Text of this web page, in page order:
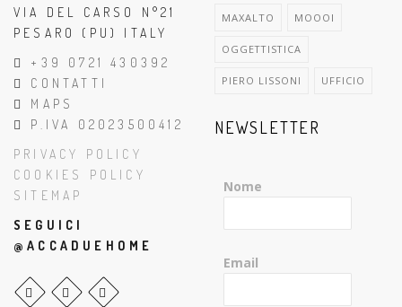
VIA DEL CARSO N°21
PESARO (PU) ITALY
+39 0721 430392
CONTATTI
MAPS
P.IVA 02023500412
PRIVACY POLICY
COOKIES POLICY
SITEMAP
SEGUICI
@ACCADUEHOME
MAXALTO MOOOI
OGGETTISTICA
PIERO LISSONI UFFICIO
NEWSLETTER
Nome
Email